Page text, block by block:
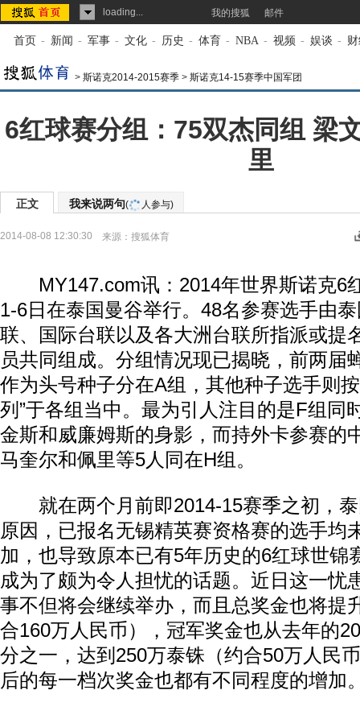
loading... 我的搜狐 邮件
首页 - 新闻 - 军事 - 文化 - 历史 - 体育 - NBA - 视频 - 娱谈 -
> 斯诺克2014-2015赛季 > 斯诺克14-15赛季中国军团
6红球赛分组：75双杰同组 梁
里
正文 我来说两句( 人参与)
2014-08-08 12:30:30 来源： 搜狐体育
MY147.com讯：2014年世界斯诺克6
1-6日在泰国曼谷举行。48名参赛选手由
联、国际台联以及各大洲台联所指派或提
员共同组成。分组情况现已揭晓，前两届
作为头号种子分在A组，其他种子选手则
列”于各组当中。最为引人注目的是F组同
金斯和威廉姆斯的身影，而持外卡参赛的
马奎尔和佩里等5人同在H组。
就在两个月前即2014-15赛季之初，泰
原因，已报名无锡精英赛资格赛的选手均
加，也导致原本已有5年历史的6红球世锦
成为了颇为令人担忧的话题。近日这一忧
事不但将会继续举办，而且总奖金也将提
合160万人民币），冠军奖金也从去年的
分之一，达到250万泰铢（约合50万人民
后的每一档次奖金也都有不同程度的增加